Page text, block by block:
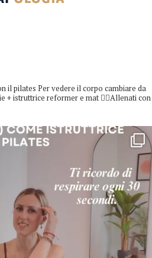
il pilates Per vedere il corpo cambiare da
+ istruttrice reformer e mat 👇🏻Allenati con